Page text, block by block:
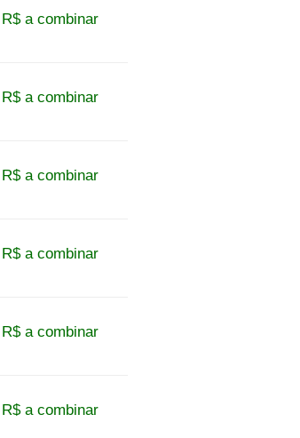
R$ a combinar
R$ a combinar
R$ a combinar
R$ a combinar
R$ a combinar
R$ a combinar